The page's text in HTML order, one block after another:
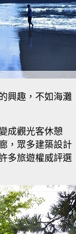
興趣，不如海灘
成觀光客休憩
，眾多建築設計
多旅遊權威評選